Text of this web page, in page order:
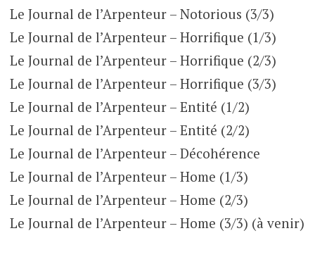
Le Journal de l’Arpenteur – Notorious (3/3)
Le Journal de l’Arpenteur – Horrifique (1/3)
Le Journal de l’Arpenteur – Horrifique (2/3)
Le Journal de l’Arpenteur – Horrifique (3/3)
Le Journal de l’Arpenteur – Entité (1/2)
Le Journal de l’Arpenteur – Entité (2/2)
Le Journal de l’Arpenteur – Décohérence
Le Journal de l’Arpenteur – Home (1/3)
Le Journal de l’Arpenteur – Home (2/3)
Le Journal de l’Arpenteur – Home (3/3) (à venir)